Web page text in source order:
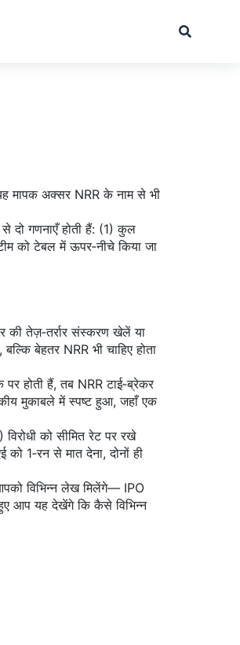
मापक अक्सर NRR के नाम से भी
दो गणनाएँ होती हैं: (1) कुल
को टेबल में ऊपर‑नीचे किया जा
की तेज़‑तर्रार संस्करणखेलें या
बेहतर NRR भी चाहिए होता
होती हैं, तब NRR टाई‑ब्रेकर
मुकाबले में स्पष्ट हुआ, जहाँ एक
को सीमित रेट पर रखे
1‑रन से मात देना, दोनों ही
विभिन्न लेख मिलेंगे— IPO
आप यह देखेंगे कि कैसे विभिन्न